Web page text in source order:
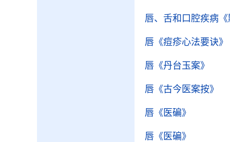
唇、舌和口腔疾病
唇 《痘疹心法要诀》
唇 《丹台玉案》
唇 《古今医案按》
唇 《医碥》
唇 《医碥》